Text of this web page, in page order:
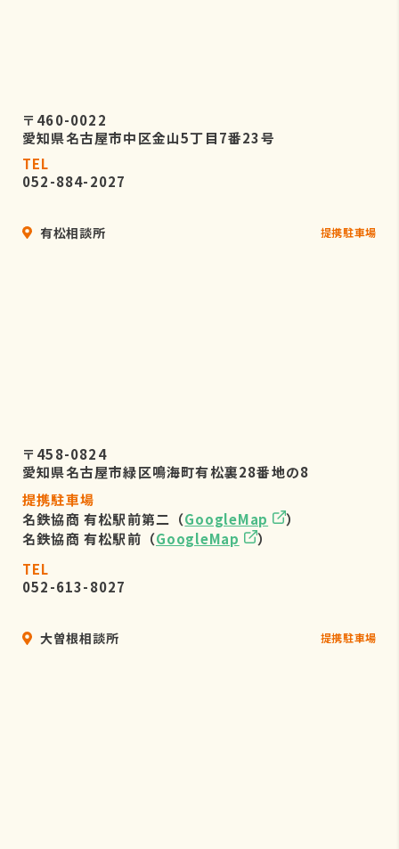
〒460-0022
愛知県名古屋市中区金山5丁目7番23号
TEL
052-884-2027
有松相談所 提携駐車場
〒458-0824
愛知県名古屋市緑区鳴海町有松裏28番地の8
提携駐車場
名鉄協商 有松駅前第二（GoogleMap
）
名鉄協商 有松駅前（GoogleMap
）
TEL
052-613-8027
大曽根相談所 提携駐車場